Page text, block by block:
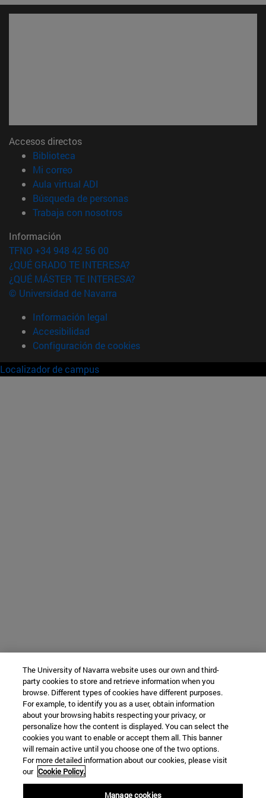
Accesos directos
Biblioteca
Mi correo(abre en nueva ventana)
Aula virtual ADI
Búsqueda de personas(abre en nueva ventana)
Trabaja con nosotros(abre en nueva ventana)
Información
TFNO +34 948 42 56 00
¿QUÉ GRADO TE INTERESA?
¿QUÉ MÁSTER TE INTERESA?
© Universidad de Navarra
Información legal
Accesibilidad
Configuración de cookies
Localizador de campus
The University of Navarra website uses our own and third-
party cookies to store and retrieve information when you
browse. Different types of cookies have different purposes.
For example, to identify you as a user, obtain information
about your browsing habits respecting your privacy, or
personalize how the content is displayed. You can select the
cookies you want to enable or accept them all. This banner
will remain active until you choose one of the two options.
For more detailed information about our cookies, please visit
our Cookie Policy.
Manage cookies